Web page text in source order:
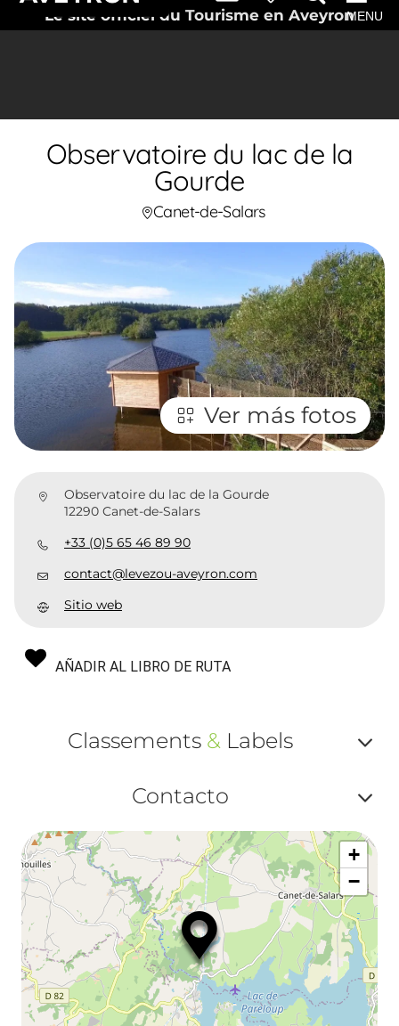
Le site officiel du Tourisme en AveyronMENU
Observatoire du lac de la
Gourde
Canet-de-Salars
Ver más fotos
Observatoire du lac de la Gourde
12290 Canet-de-Salars
+33 (0)5 65 46 89 90
contact@levezou-aveyron.com
Sitio web
AÑADIR AL LIBRO DE RUTA
Classements &Labels
ou
Contacto
ou
+
−